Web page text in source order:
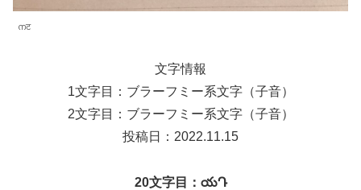
നट
文字情報
1文字目：ブラーフミー系文字（子音）
2文字目：ブラーフミー系文字（子音）
投稿日：2022.11.15
20文字目：యԴ